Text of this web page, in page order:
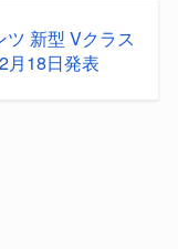
ツ 新型 Vクラス
月18日発表